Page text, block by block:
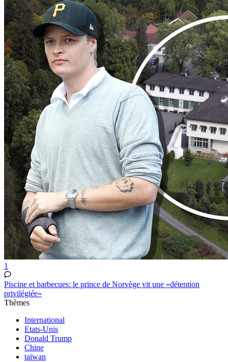
1
Piscine et barbecues: le prince de Norvège vit une «détention
privilégiée»
Thèmes
International
Etats-Unis
Donald Trump
Chine
taïwan